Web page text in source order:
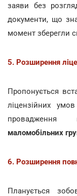
заяви без
документи, що
момент зберегли
5. Розширення
Пропонується
ліцензійних
провадження
маломобільних
6. Розширення
Планується